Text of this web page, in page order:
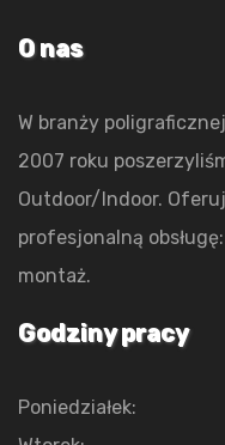
O nas
W branży
2007 roku
Outdoor/Indoor.
profesjonalną
montaż.
Godziny pracy
Poniedziałek: